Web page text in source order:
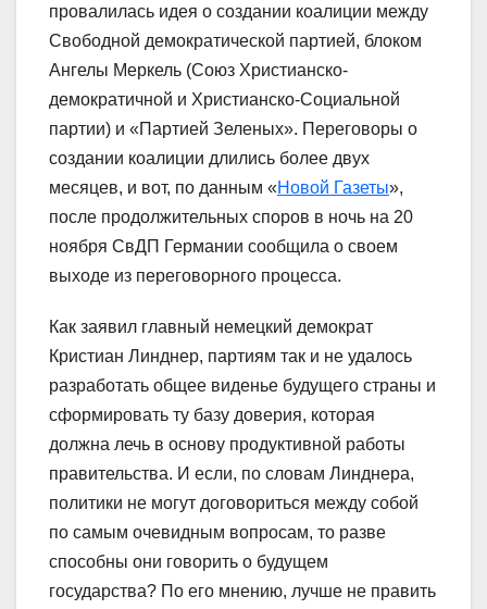
провалилась идея о создании коалиции между
Свободной демократической партией, блоком
Ангелы Меркель (Союз Христианско-
демократичной и Христианско-Социальной
партии) и «Партией Зеленых». Переговоры о
создании коалиции длились более двух
месяцев, и вот, по данным «Новой Газеты»,
после продолжительных споров в ночь на 20
ноября СвДП Германии сообщила о своем
выходе из переговорного процесса.
Как заявил главный немецкий демократ
Кристиан Линднер, партиям так и не удалось
разработать общее виденье будущего страны и
сформировать ту базу доверия, которая
должна лечь в основу продуктивной работы
правительства. И если, по словам Линднера,
политики не могут договориться между собой
по самым очевидным вопросам, то разве
способны они говорить о будущем
государства? По его мнению, лучше не править